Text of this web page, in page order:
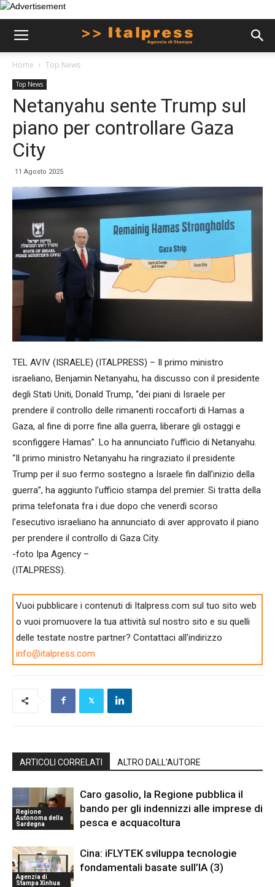
Home Top News
Top News
Netanyahu sente Trump sul
piano per controllare Gaza
City
11 Agosto 2025
TEL AVIV (ISRAELE) (ITALPRESS) – Il primo ministro
israeliano, Benjamin Netanyahu, ha discusso con il presidente
degli Stati Uniti, Donald Trump, “dei piani di Israele per
prendere il controllo delle rimanenti roccaforti di Hamas a
Gaza, al fine di porre fine alla guerra, liberare gli ostaggi e
sconfiggere Hamas”. Lo ha annunciato l’ufficio di Netanyahu.
“Il primo ministro Netanyahu ha ringraziato il presidente
Trump per il suo fermo sostegno a Israele fin dall’inizio della
guerra”, ha aggiunto l’ufficio stampa del premier. Si tratta della
prima telefonata fra i due dopo che venerdì scorso
l’esecutivo israeliano ha annunciato di aver approvato il piano
per prendere il controllo di Gaza City.
-foto Ipa Agency –
(ITALPRESS).
Vuoi pubblicare i contenuti di Italpress.com sul tuo sito web
o vuoi promuovere la tua attività sul nostro sito e su quelli
delle testate nostre partner? Contattaci all'indirizzo
info@italpress.com
ARTICOLI CORRELATI ALTRO DALL'AUTORE
Regione
Autonoma della
Sardegna
Caro gasolio, la Regione pubblica il
bando per gli indennizzi alle imprese di
pesca e acquacoltura
Agenzia di
Stampa Xinhua
Cina: iFLYTEK sviluppa tecnologie
fondamentali basate sull’IA (3)